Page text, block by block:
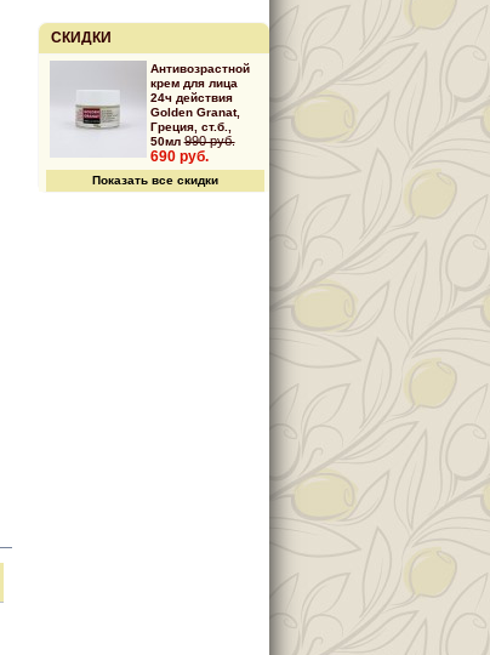
СКИДКИ
Антивозрастной
крем для лица
24ч действия
Golden Granat,
Греция, ст.б.,
50мл 990 руб.
690 руб.
Показать все скидки